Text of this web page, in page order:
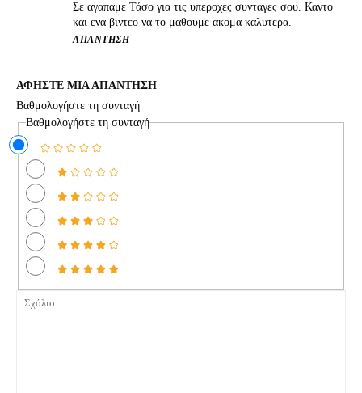
Σε αγαπαμε Τάσο για τις υπεροχες συνταγες σου. Καντο
και ενα βιντεο να το μαθουμε ακομα καλυτερα.
ΑΠΆΝΤΗΣΗ
ΑΦΗΣΤΕ ΜΙΑ ΑΠΑΝΤΗΣΗ
Βαθμολογήστε τη συνταγή
Βαθμολογήστε τη συνταγή